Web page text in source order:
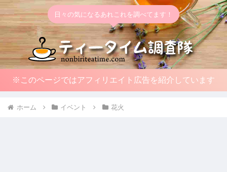
日々の気になるあれこれを調べてます！
※このページではアフィリエイト広告を紹介しています
ホーム イベント 花火